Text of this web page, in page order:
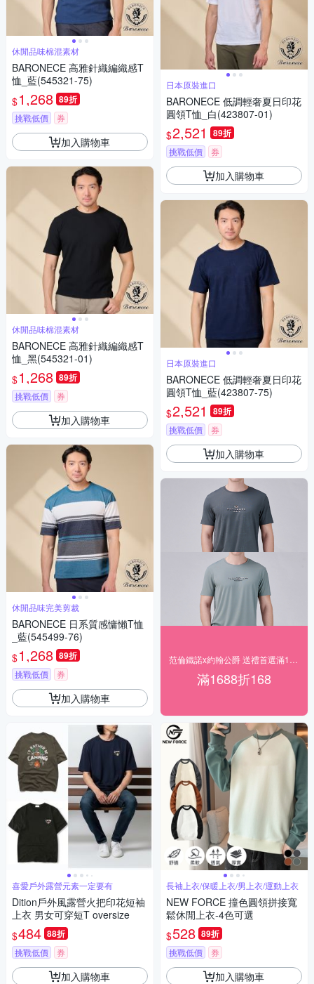
休閒品味棉混素材
BARONECE 高雅針織編織感T
恤_藍(545321-75)
$1,268 89折
挑戰低價 券
加入購物車
休閒品味棉混素材
BARONECE 高雅針織編織感T
恤_黑(545321-01)
$1,268 89折
挑戰低價 券
加入購物車
休閒品味完美剪裁
BARONECE 日系質感慵懶T恤
_藍(545499-76)
$1,268 89折
挑戰低價 券
加入購物車
喜愛戶外露營元素一定要有
Dition戶外風露營火把印花短袖
上衣 男女可穿短T oversize
$484 88折
挑戰低價 券
加入購物車
日本原裝進口
BARONECE 低調輕奢夏日印花
圓領T恤_白(423807-01)
$2,521 89折
挑戰低價 券
加入購物車
日本原裝進口
BARONECE 低調輕奢夏日印花
圓領T恤_藍(423807-75)
$2,521 89折
挑戰低價 券
加入購物車
滿1688折168
長袖上衣/保暖上衣/男上衣/運動上衣
NEW FORCE 撞色圓領拼接寬
鬆休閒上衣-4色可選
$528 89折
挑戰低價 券
加入購物車